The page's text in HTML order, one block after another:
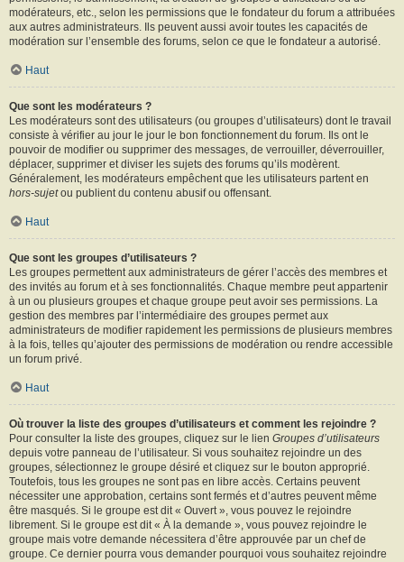
modérateurs, etc., selon les permissions que le fondateur du forum a attribuées
aux autres administrateurs. Ils peuvent aussi avoir toutes les capacités de
modération sur l’ensemble des forums, selon ce que le fondateur a autorisé.
Haut
Que sont les modérateurs ?
Les modérateurs sont des utilisateurs (ou groupes d’utilisateurs) dont le travail
consiste à vérifier au jour le jour le bon fonctionnement du forum. Ils ont le
pouvoir de modifier ou supprimer des messages, de verrouiller, déverrouiller,
déplacer, supprimer et diviser les sujets des forums qu’ils modèrent.
Généralement, les modérateurs empêchent que les utilisateurs partent en
hors-sujetou publient du contenu abusif ou offensant.
Haut
Que sont les groupes d’utilisateurs ?
Les groupes permettent aux administrateurs de gérer l’accès des membres et
des invités au forum et à ses fonctionnalités. Chaque membre peut appartenir
à un ou plusieurs groupes et chaque groupe peut avoir ses permissions. La
gestion des membres par l’intermédiaire des groupes permet aux
administrateurs de modifier rapidement les permissions de plusieurs membres
à la fois, telles qu’ajouter des permissions de modération ou rendre accessible
un forum privé.
Haut
Où trouver la liste des groupes d’utilisateurs et comment les rejoindre ?
Pour consulter la liste des groupes, cliquez sur le lien Groupes d’utilisateurs
depuis votre panneau de l’utilisateur. Si vous souhaitez rejoindre un des
groupes, sélectionnez le groupe désiré et cliquez sur le bouton approprié.
Toutefois, tous les groupes ne sont pas en libre accès. Certains peuvent
nécessiter une approbation, certains sont fermés et d’autres peuvent même
être masqués. Si le groupe est dit « Ouvert », vous pouvez le rejoindre
librement. Si le groupe est dit « À la demande », vous pouvez rejoindre le
groupe mais votre demande nécessitera d’être approuvée par un chef de
groupe. Ce dernier pourra vous demander pourquoi vous souhaitez rejoindre